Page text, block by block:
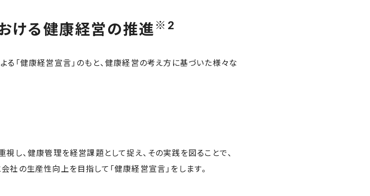
ける健康経営の推進※2
る「健康経営宣言」のもと、健康経営の考え方に基づいた様々な
し、健康管理を経営課題として捉え、その実践を図ることで、
社の生産性向上を目指して「健康経営宣言」をします。